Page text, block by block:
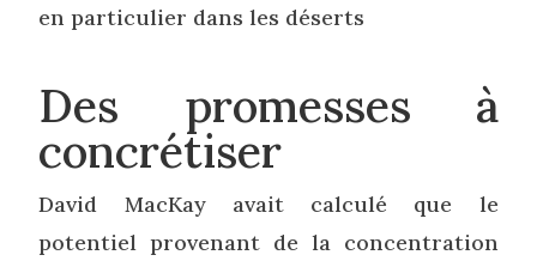
en particulier dans les déserts
Des promesses à
concrétiser
David MacKay avait calculé que le
potentiel provenant de la concentration